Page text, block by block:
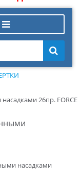
26пр. FORCE